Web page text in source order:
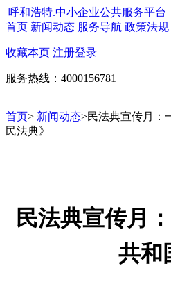
呼和浩特.中小企业公共服务平台
首页 新闻动态 服务导航 政策法规
收藏本页 注册登录
服务热线：4000156781
首页> 新闻动态>民法典宣传月：
民法典》
民法典宣传月
共和